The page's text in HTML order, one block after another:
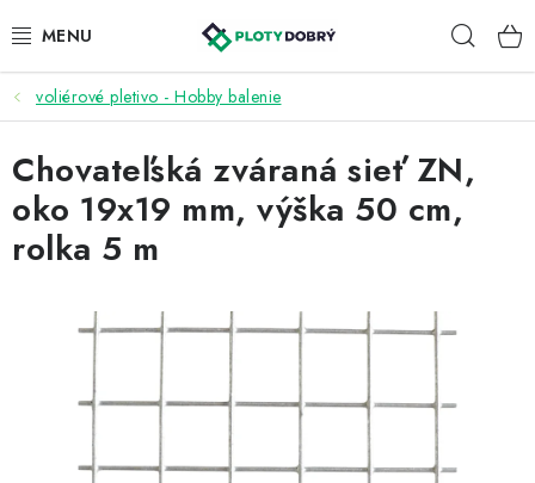
na
PLETIVA A PLOTY
PRÍSLUŠENSTVO
BRÁNY A BRÁNKY
KALKULÁTOR OPLOTENIA
REALIZÁCIA OPLOTENIA
NÁVODY
voliérové pletivo - Hobby balenie
Chovateľská zváraná sieť ZN,
oko 19x19 mm, výška 50 cm,
rolka 5 m